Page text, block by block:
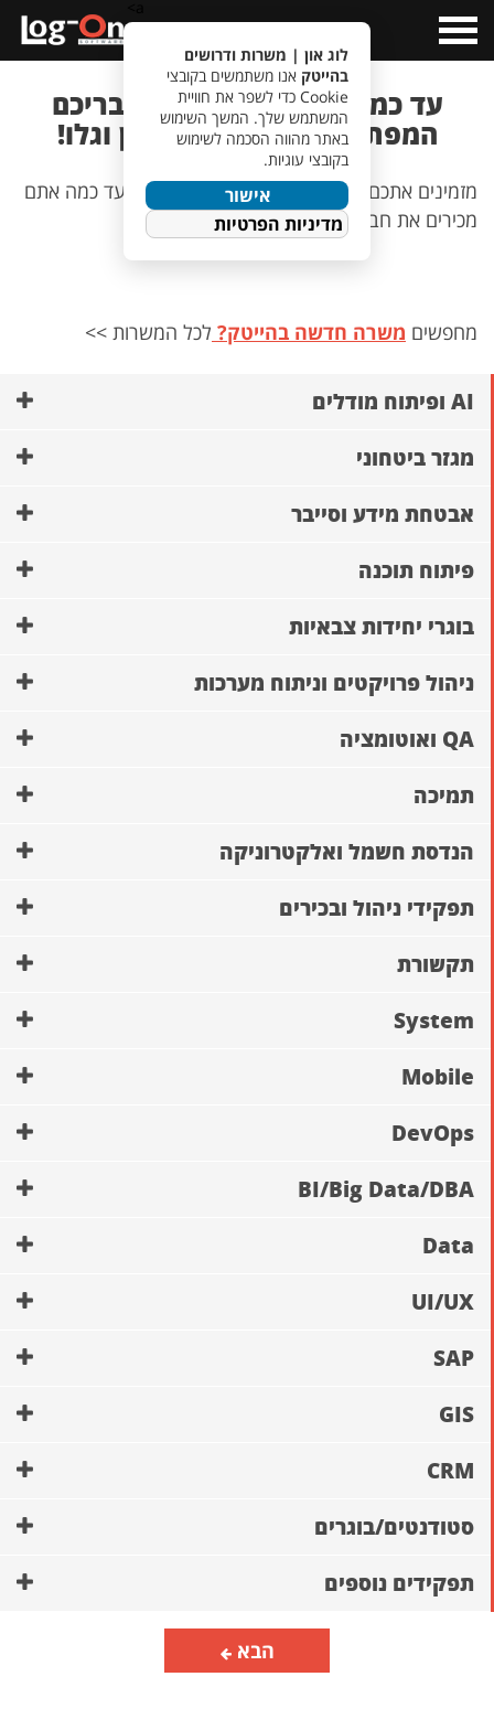
Menu
עד כמה אתם מכירים את חבריכם
המפתחים? ענו על השאלון וגלו!
מזמינים אתכם לענות על השאלון הבא ולגלות עד כמה אתם
מכירים את חבריכם המפתחים?
מחפשים משרה חדשה בהייטק? לכל המשרות >>
AI ופיתוח מודלים
מגזר ביטחוני
אבטחת מידע וסייבר
פיתוח תוכנה
בוגרי יחידות צבאיות
ניהול פרויקטים וניתוח מערכות
QA ואוטומציה
תמיכה
הנדסת חשמל ואלקטרוניקה
תפקידי ניהול ובכירים
תקשורת
System
Mobile
DevOps
BI/Big Data/DBA
Data
UI/UX
SAP
GIS
CRM
סטודנטים/בוגרים
תפקידים נוספים
הבא
לוג און | משרות ודרושים
בהייטק אנו משתמשים בקובצי
Cookie כדי לשפר את חוויית
המשתמש שלך. המשך השימוש
באתר מהווה הסכמה לשימוש
בקובצי עוגיות.
אישור
מדיניות הפרטיות